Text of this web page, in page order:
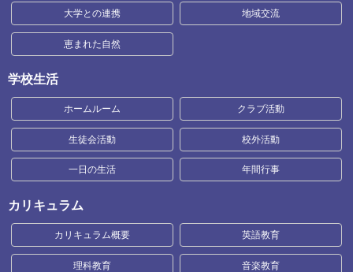
大学との連携 地域交流
恵まれた自然
学校生活
ホームルーム クラブ活動
生徒会活動 校外活動
一日の生活 年間行事
カリキュラム
カリキュラム概要 英語教育
理科教育 音楽教育